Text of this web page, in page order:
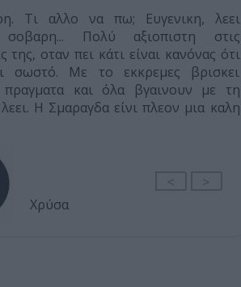
Τι αλλο να πω; Ευγενικη, λεει
σοβαρη... Πολύ αξιοπιστη στις
της, οταν πει κάτι είναι κανόνας ότι
σωστό. Με το εκκρεμες βρισκει
πραγματα και όλα βγαινουν με τη
Η Σμαραγδα είνι πλεον μια καλη
Χρύσα